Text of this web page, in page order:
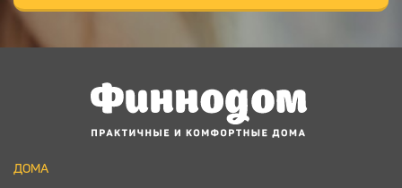
ДОМА